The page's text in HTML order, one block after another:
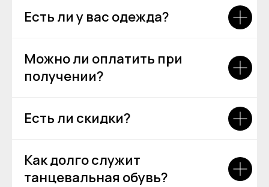
Есть ли у вас одежда?
Можно ли оплатить при
получении?
Есть ли скидки?
Как долго служит
танцевальная обувь?
АКЦИИ